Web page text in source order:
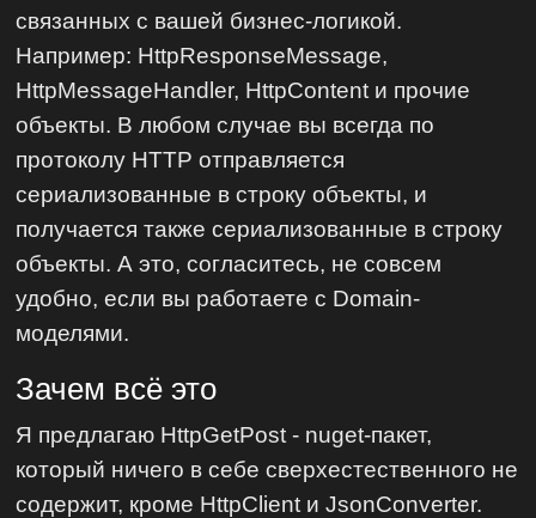
связанных с вашей бизнес-логикой.
Например: HttpResponseMessage,
HttpMessageHandler, HttpContent и прочие
объекты. В любом случае вы всегда по
протоколу HTTP отправляется
сериализованные в строку объекты, и
получается также сериализованные в строку
объекты. А это, согласитесь, не совсем
удобно, если вы работаете с Domain-
моделями.
Зачем всё это
Я предлагаю HttpGetPost - nuget-пакет,
который ничего в себе сверхестественного не
содержит, кроме HttpClient и JsonConverter.